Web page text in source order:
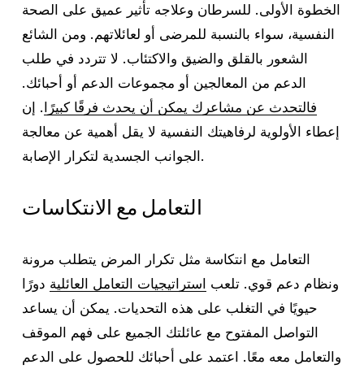
الخطوة الأولى. للسرطان وعلاجه تأثير عميق على الصحة
النفسية، سواء بالنسبة للمرضى أو لعائلاتهم. ومن الشائع
الشعور بالقلق والضيق والاكتئاب. لا تتردد في طلب
الدعم من المعالجين أو مجموعات الدعم أو أحبائك.
فالتحدث عن مشاعرك يمكن أن يحدث فرقًا كبيرًا. إن
إعطاء الأولوية لرفاهيتك النفسية لا يقل أهمية عن معالجة
الجوانب الجسدية لتكرار الإصابة.
التعامل مع الانتكاسات
التعامل مع انتكاسة مثل تكرار المرض يتطلب مرونة
ونظام دعم قوي. تلعب استراتيجيات التعامل العائلية دورًا
حيويًا في التغلب على هذه التحديات. يمكن أن يساعد
التواصل المفتوح مع عائلتك الجميع على فهم الموقف
والتعامل معه معًا. اعتمد على أحبائك للحصول على الدعم